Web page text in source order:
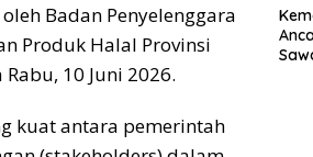
Badan Penyelenggara
Produk Halal Provinsi
10 Juni 2026.
kuat antara pemerintah